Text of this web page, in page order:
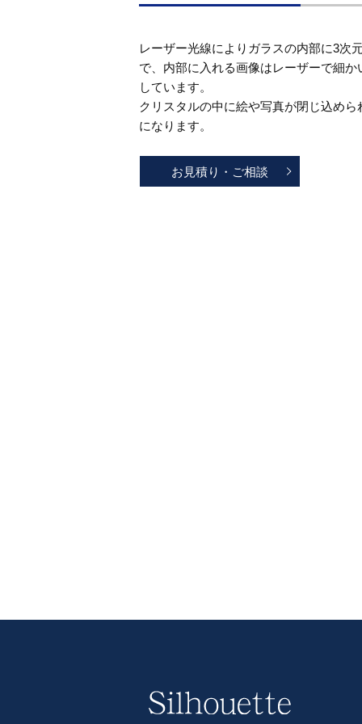
レーザー光線によりガラスの内部に3次
で、内部に入れる画像はレーザーで細
しています。
クリスタルの中に絵や写真が閉じ込め
になります。
お見積り・ご相談